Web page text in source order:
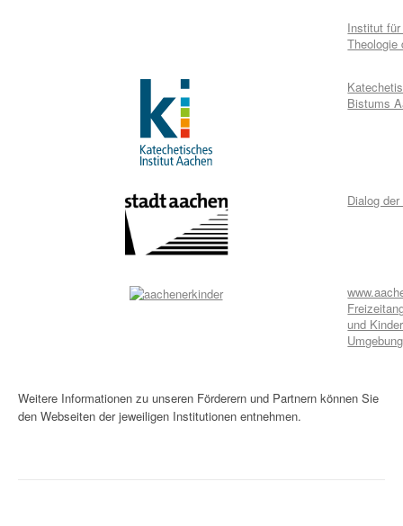
Institut
Theologie
Bistums
Dialog
und
Umgebung
Weitere Informationen zu unseren Förderern und Partnern können Sie
den Webseiten der jeweiligen Institutionen entnehmen.